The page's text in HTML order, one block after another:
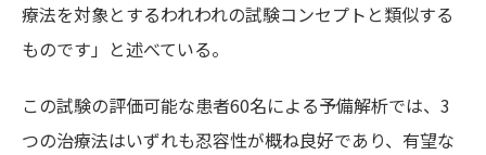
療法を対象とするわれわれの試験コンセプトと類似する
ものです」と述べている。
この試験の評価可能な患者60名による予備解析では、3
つの治療法はいずれも忍容性が概ね良好であり、有望な